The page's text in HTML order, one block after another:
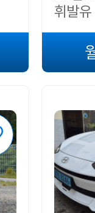
휘발유